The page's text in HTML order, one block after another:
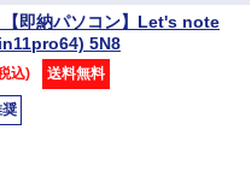
即納パソコン】Let's note
5N8
込) 送料無料